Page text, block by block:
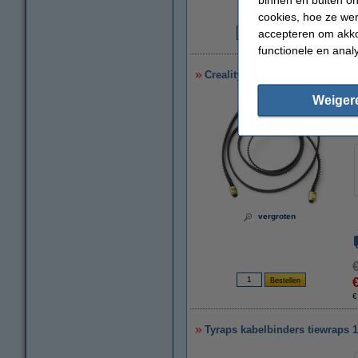
Creality 3D CR-6 SE Y axis
vergroten
Tyraps kabelbinders tiewraps
cookies, hoe ze
accepteren om
functionele en